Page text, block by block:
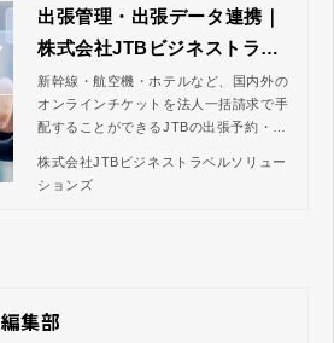
出張管理・出張データ連携｜
株式会社JTBビジネストラベ
ルソリューションズ
新幹線・航空機・ホテルなど、国内外の
オンラインチケットを法人一括請求で手
配することができるJTBの出張予約・管
と連携。事前申請と同時に簡単に出張手
認の手間も軽減。不正防止にもつながり
ます。
株式会社JTBビジネストラベルソリュー
ションズ
編集部